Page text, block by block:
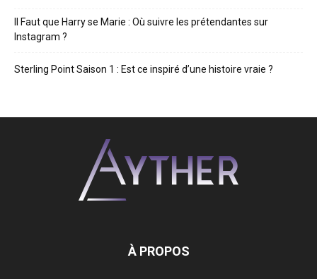
Il Faut que Harry se Marie : Où suivre les prétendantes sur
Instagram ?
Sterling Point Saison 1 : Est ce inspiré d’une histoire vraie ?
À PROPOS